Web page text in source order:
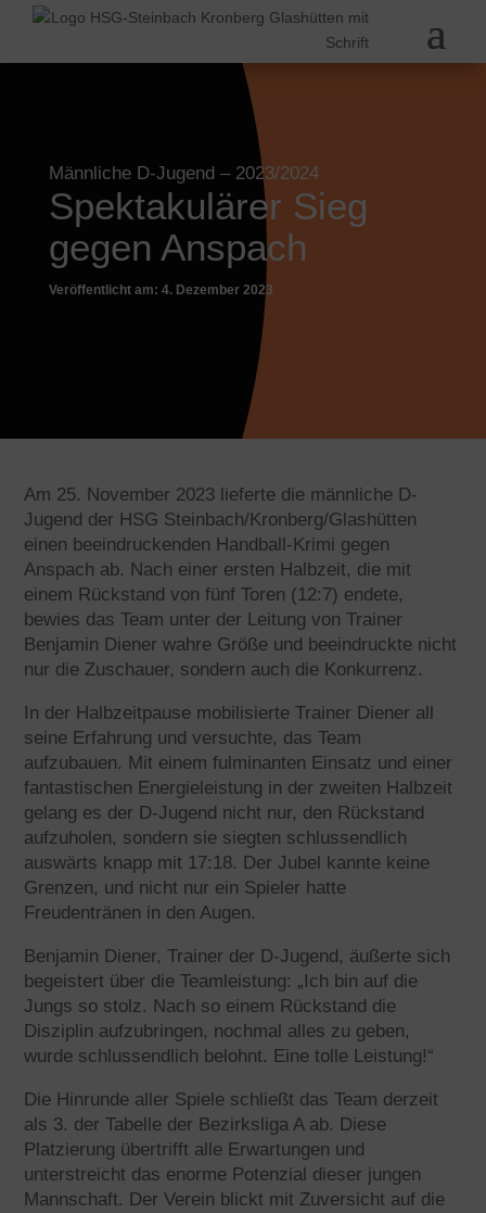
Männliche D-Jugend– 2023/2024
Spektakulärer Sieg
gegen Anspach
Veröffentlicht am: 4. Dezember 2023
Am 25. November 2023 lieferte die männliche D-
Jugend der HSG Steinbach/Kronberg/Glashütten
einen beeindruckenden Handball-Krimi gegen
Anspach ab. Nach einer ersten Halbzeit, die mit
einem Rückstand von fünf Toren (12:7) endete,
bewies das Team unter der Leitung von Trainer
Benjamin Diener wahre Größe und beeindruckte nicht
nur die Zuschauer, sondern auch die Konkurrenz.
In der Halbzeitpause mobilisierte Trainer Diener all
seine Erfahrung und versuchte, das Team
aufzubauen. Mit einem fulminanten Einsatz und einer
fantastischen Energieleistung in der zweiten Halbzeit
gelang es der D-Jugend nicht nur, den Rückstand
aufzuholen, sondern sie siegten schlussendlich
auswärts knapp mit 17:18. Der Jubel kannte keine
Grenzen, und nicht nur ein Spieler hatte
Freudentränen in den Augen.
Benjamin Diener, Trainer der D-Jugend, äußerte sich
begeistert über die Teamleistung: „Ich bin auf die
Jungs so stolz. Nach so einem Rückstand die
Disziplin aufzubringen, nochmal alles zu geben,
wurde schlussendlich belohnt. Eine tolle Leistung!“
Die Hinrunde aller Spiele schließt das Team derzeit
als 3. der Tabelle der Bezirksliga A ab. Diese
Platzierung übertrifft alle Erwartungen und
unterstreicht das enorme Potenzial dieser jungen
Mannschaft. Der Verein blickt mit Zuversicht auf die